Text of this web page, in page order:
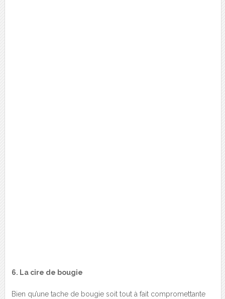
6. La cire de bougie
Bien qu’une tache de bougie soit tout à fait compromettante